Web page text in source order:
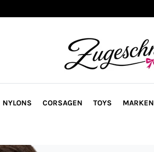
NYLONS CORSAGEN TOYS MARKEN